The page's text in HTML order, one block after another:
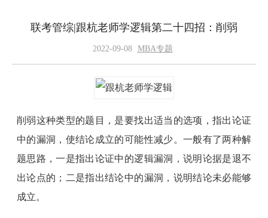
联考管综|跟杭老师学逻辑第二十四招：削弱
2022-09-08 MBA专题
削弱这种类型的题目，是要找出适当的选项，指出论证
中的漏洞，使结论成立的可能性减少。一般有了两种解
题思路，一是指出论证中的逻辑漏洞，说明论据是退不
出论点的；二是指出结论中的漏洞，说明结论未必能够
成立。